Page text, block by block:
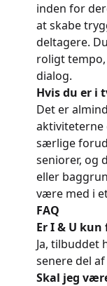
inden for
at skabe
deltagere.
roligt
dialog.
Hvis du er i
Det er
særlige
seniorer, og
eller
være med i
FAQ
Er I & U
Ja, tilbuddet
senere del
Skal jeg